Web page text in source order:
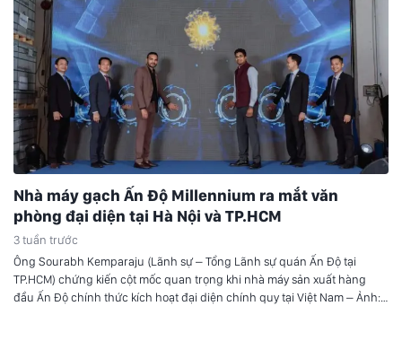
Nhà máy gạch Ấn Độ Millennium ra mắt văn
phòng đại diện tại Hà Nội và TP.HCM
3 tuần trước
Ông Sourabh Kemparaju (Lãnh sự – Tổng Lãnh sự quán Ấn Độ tại
TP.HCM) chứng kiến cột mốc quan trọng khi nhà máy sản xuất hàng
đầu Ấn Độ chính thức kích hoạt đại diện chính quy tại Việt Nam – Ảnh: